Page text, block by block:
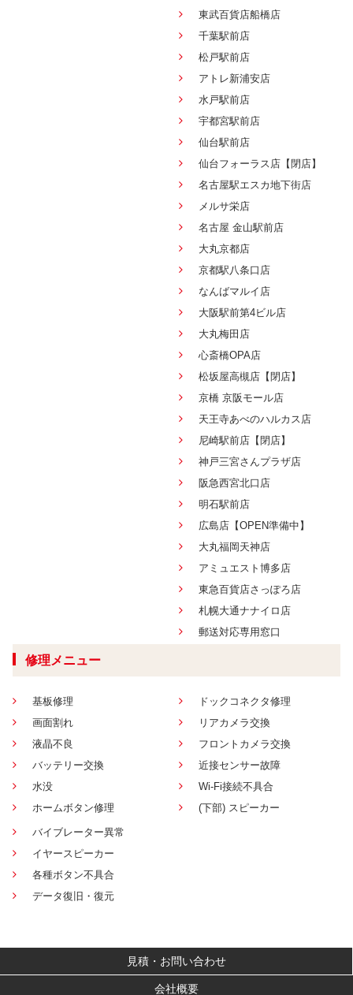
東武百貨店船橋店
千葉駅前店
松戸駅前店
アトレ新浦安店
水戸駅前店
宇都宮駅前店
仙台駅前店
仙台フォーラス店【閉店】
名古屋駅エスカ地下街店
メルサ栄店
名古屋 金山駅前店
大丸京都店
京都駅八条口店
なんばマルイ店
大阪駅前第4ビル店
大丸梅田店
心斎橋OPA店
松坂屋高槻店【閉店】
京橋 京阪モール店
天王寺あべのハルカス店
尼崎駅前店【閉店】
神戸三宮さんプラザ店
阪急西宮北口店
明石駅前店
広島店【OPEN準備中】
大丸福岡天神店
アミュエスト博多店
東急百貨店さっぽろ店
札幌大通ナナイロ店
郵送対応専用窓口
修理メニュー
基板修理
画面割れ
液晶不良
バッテリー交換
水没
ホームボタン修理
ドックコネクタ修理
リアカメラ交換
フロントカメラ交換
近接センサー故障
Wi-Fi接続不具合
(下部) スピーカー
バイブレーター異常
イヤースピーカー
各種ボタン不具合
データ復旧・復元
見積・お問い合わせ
会社概要